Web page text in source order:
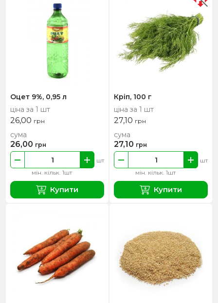
Оцет 9%, 0,95 л
ціна за 1 шт
26,00 грн
мін. кільк. 1шт
шт
сума
26,00 грн
Купити
Кріп, 100 г
ціна за 1 шт
27,10 грн
мін. кільк. 1шт
шт
сума
27,10 грн
Купити